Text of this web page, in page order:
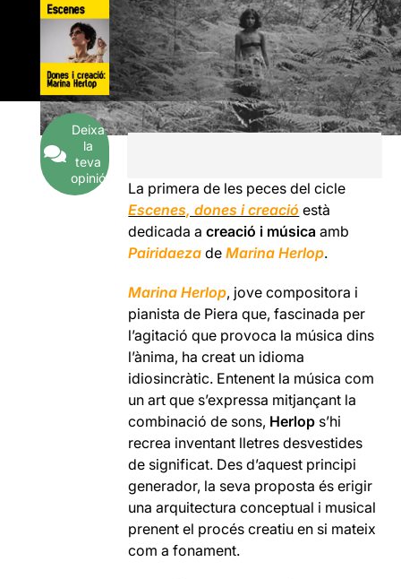
Deixa
la
teva
opinió
La primera de les peces del cicle
Escenes, dones i creació està
dedicada acreació i música amb
Pairidaeza deMarina Herlop.
Marina Herlop, jove compositora i
pianista de Piera que, fascinada per
l’agitació que provoca la música dins
l’ànima, ha creat un idioma
idiosincràtic. Entenent la música com
un art que s’expressa mitjançant la
combinació de sons, Herlop s’hi
recrea inventant lletres desvestides
de significat. Des d’aquest principi
generador, la seva proposta és erigir
una arquitectura conceptual i musical
prenent el procés creatiu en si mateix
com a fonament.